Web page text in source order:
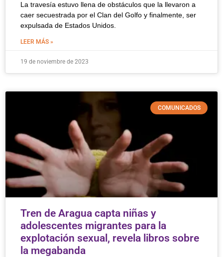
La travesía estuvo llena de obstáculos que la llevaron a
caer secuestrada por el Clan del Golfo y finalmente, ser
expulsada de Estados Unidos.
LEER MÁS »
19 de noviembre de 2023
COMUNICADOS
Tren de Aragua capta niñas y
adolescentes migrantes para la
explotación sexual, revela libros sobre
la megabanda